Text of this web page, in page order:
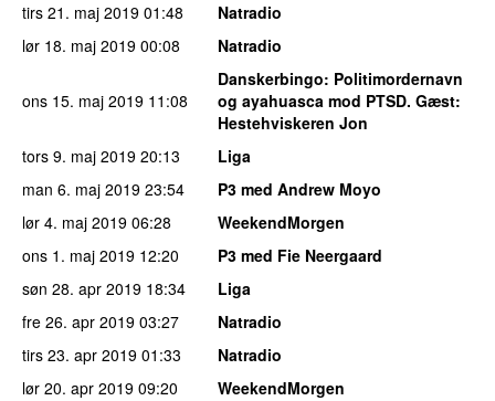
tirs 21. maj 2019 01:48
Natradio
lør 18. maj 2019 00:08 Natradio
ons 15. maj 2019 11:08
Danskerbingo: Politimordernavn
og ayahuasca mod PTSD. Gæst:
Hestehviskeren Jon
tors 9. maj 2019 20:13
Liga
man 6. maj 2019 23:54
P3 med Andrew Moyo
lør 4. maj 2019 06:28
WeekendMorgen
ons 1. maj 2019 12:20
P3 med Fie Neergaard
søn 28. apr 2019 18:34
Liga
fre 26. apr 2019 03:27
Natradio
tirs 23. apr 2019 01:33
Natradio
lør 20. apr 2019 09:20
WeekendMorgen